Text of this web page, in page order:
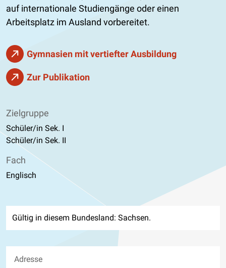
auf internationale Studiengänge oder einen
Arbeitsplatz im Ausland vorbereitet.
Gymnasien mit vertiefter Ausbildung
Zur Publikation
Zielgruppe
Schüler/in Sek. I
Schüler/in Sek. II
Fach
Englisch
Gültig in diesem Bundesland: Sachsen.
Adresse